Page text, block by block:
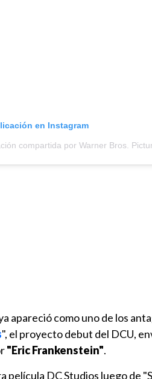
en Instagram
compartida por Warner Bros.
apareció como uno de los
", el proyecto debut del DCU,
"Eric Frankenstein".
película DC Studios luego de